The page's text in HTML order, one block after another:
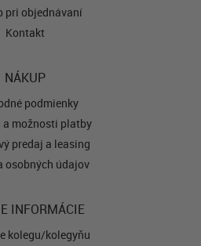
pri objednávaní
Kontakt
NÁKUP
podmienky
a možnosti platby
predaj a leasing
osobných údajov
INFORMÁCIE
kolegu/kolegyňu